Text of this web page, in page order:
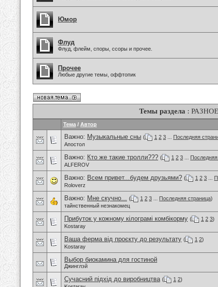
Юмор
Флуд
Флуд, флейм, споры, ссоры и прочее.
Прочее
Любые другие темы, оффтопик
Темы раздела : РАЗНОЕ
Тема / Автор
Важно: Музыкальные сны ( 1 2 3
Последняя
Апостол
Важно: Кто же такие тролли??? ( 1 2 3
ALFEROV
Важно: Всем привет...будем друзьями? ( 1 2 3
Roloverz
Важно: Мне скучно... ( 1 2 3 Последняя страница)
тайнственный незнакомец
Прибуток у кожному кілограмі комбікорму ( 1 2 3)
Kostaray
Ваша ферма від проєкту до результату ( 1 2)
Kostaray
Выбор биокамина для гостиной
Джинглэй
Сучасний підхід до виробництва ( 1 2)